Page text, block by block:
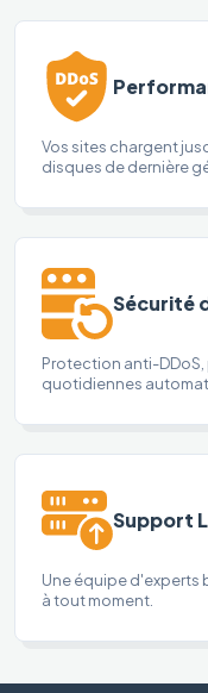
Vos sites chargent
disques de dernière
Sécurité
Protection anti-
quotidiennes
Support
Une équipe d'experts
à tout moment.